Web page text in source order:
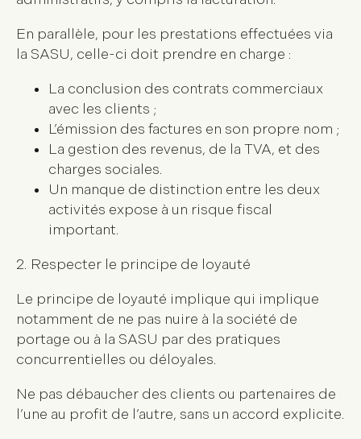
En parallèle, pour les prestations effectuées via
la SASU, celle-ci doit prendre en charge :
La conclusion des contrats commerciaux
avec les clients ;
L’émission des factures en son propre nom ;
La gestion des revenus, de la TVA, et des
charges sociales.
Un manque de distinction entre les deux
activités expose à un risque fiscal
important.
2. Respecter le principe de loyauté
Le principe de loyauté implique qui implique
notamment de ne pas nuire à la société de
portage ou à la SASU par des pratiques
concurrentielles ou déloyales.
Ne pas débaucher des clients ou partenaires de
l’une au profit de l’autre, sans un accord explicite.